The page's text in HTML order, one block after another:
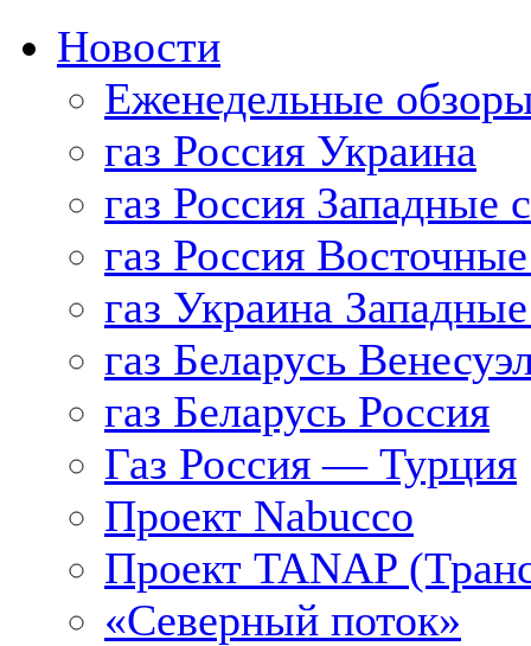
Новости
Еженедельные
газ Россия Украина
газ Россия Западные
газ Россия
газ Украина
газ Беларусь
газ Беларусь Россия
Газ Россия — Турция
Проект Nabucco
Проект TANAP
«Северный поток»